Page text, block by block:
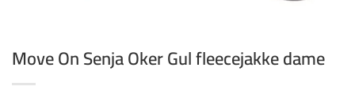
Move On Senja Oker Gul fleecejakke dame